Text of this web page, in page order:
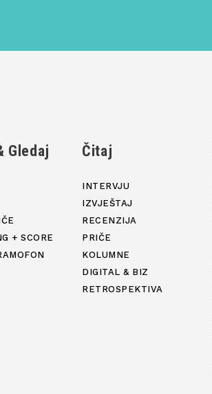
Gledaj
+ SCORE
Čitaj
INTERVJU
IZVJEŠTAJ
RECENZIJA
PRIČE
KOLUMNE
DIGITAL & BIZ
RETROSPEKTIVA